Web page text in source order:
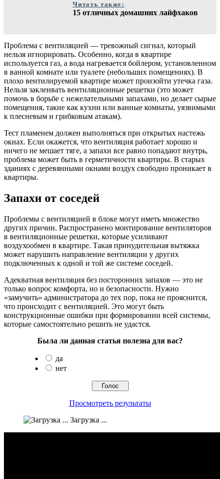
Читать также:
15 отличных домашних лайфхаков
Проблема с вентиляцией — тревожный сигнал, который
нельзя игнорировать. Особенно, когда в квартире
используется газ, а вода нагревается бойлером, установленном
в ванной комнате или туалете (небольших помещениях). В
плохо вентилируемой квартире может произойти утечка газа.
Нельзя заклеивать вентиляционные решетки (это может
помочь в борьбе с нежелательными запахами, но делает сырые
помещения, такие как кухни или ванные комнаты, уязвимыми
к плесневым и грибковым атакам).
Тест пламенем должен выполняться при открытых настежь
окнах. Если окажется, что вентиляция работает хорошо и
ничего не мешает тяге, а запахи все равно попадают внутрь,
проблема может быть в герметичности квартиры. В старых
зданиях с деревянными окнами воздух свободно проникает в
квартиры.
Запахи от соседей
Проблемы с вентиляцией в блоке могут иметь множество
других причин. Распространено монтирование вентиляторов
в вентиляционные решетки, которые усиливают
воздухообмен в квартире. Такая принудительная вытяжка
может нарушить направление вентиляции у других
подключенных к одной и той же системе соседей.
Адекватная вентиляция без посторонних запахов — это не
только вопрос комфорта, но и безопасности. Нужно
«замучить» администратора до тех пор, пока не прояснится,
что происходит с вентиляцией. Это могут быть
конструкционные ошибки при формировании всей системы,
которые самостоятельно решить не удастся.
Была ли данная статья полезна для вас?
да
нет
Просмотреть результаты
Загрузка ...